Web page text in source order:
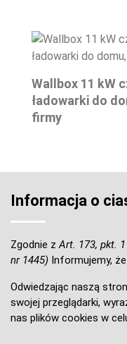
Wallbox 11 kW
ładowarki do
firmy
Informacja o
Zgodnie z Art. 173, pkt.
nr 1445) Informujemy,
Odwiedzając naszą
swojej przeglądarki,
nas plików cookies w